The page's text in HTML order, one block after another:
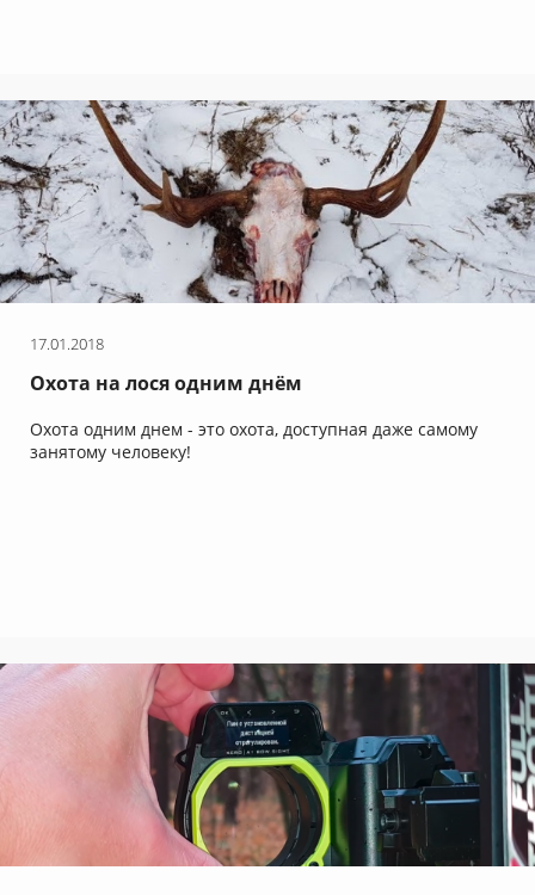
17.01.2018
Охота на лося одним днём
Охота одним днем - это охота, доступная даже самому
занятому человеку!